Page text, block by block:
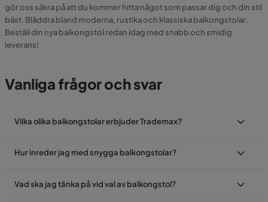
gör oss säkra på att du kommer hitta något som passar dig och din stil
bäst. Bläddra bland moderna, rustika och klassiska balkongstolar.
Beställ din nya balkongstol redan idag med snabb och smidig
leverans!
Vanliga frågor och svar
Vilka olika balkongstolar erbjuder Trademax?
Hur inreder jag med snygga balkongstolar?
Vad ska jag tänka på vid val av balkongstol?